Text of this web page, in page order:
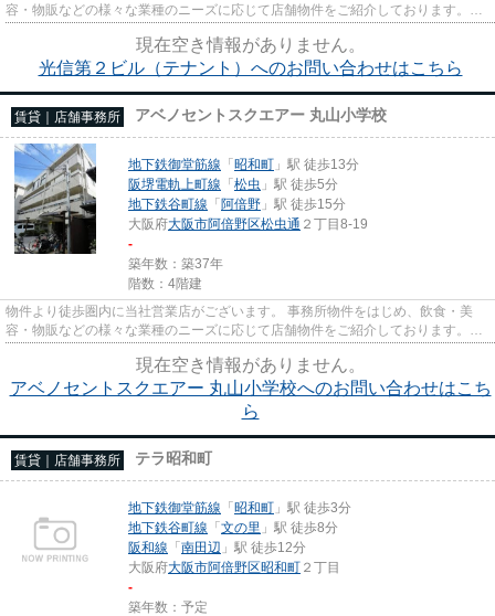
容・物販などの様々な業種のニーズに応じて店舗物件をご紹介しております。
尚、弊社ではおとり広告は一切...
現在空き情報がありません。
光信第２ビル（テナント）へのお問い合わせはこちら
賃貸｜店舗事務所 アベノセントスクエアー 丸山小学校
地下鉄御堂筋線 「昭和町 」駅 徒歩13分
阪堺電軌上町線 「松虫 」駅 徒歩5分
地下鉄谷町線 「阿倍野 」駅 徒歩15分
大阪府大阪市阿倍野区松虫通 ２丁目8-19
-
築年数：築37年
階数：4階建
物件より徒歩圏内に当社営業店がございます。 事務所物件をはじめ、飲食・美
容・物販などの様々な業種のニーズに応じて店舗物件をご紹介しております。
尚、弊社ではおとり広告は一切...
現在空き情報がありません。
アベノセントスクエアー 丸山小学校へのお問い合わせはこち
ら
賃貸｜店舗事務所 テラ昭和町
地下鉄御堂筋線 「昭和町 」駅 徒歩3分
地下鉄谷町線 「文の里 」駅 徒歩8分
阪和線 「南田辺 」駅 徒歩12分
大阪府大阪市阿倍野区昭和町 ２丁目
-
築年数：予定